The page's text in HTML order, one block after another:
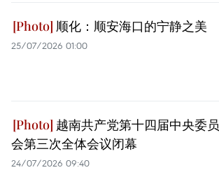
顺化：顺安海口的宁静之美
25/07/2026 01:00
越南共产党第十四届中央委员
会第三次全体会议闭幕
24/07/2026 09:40